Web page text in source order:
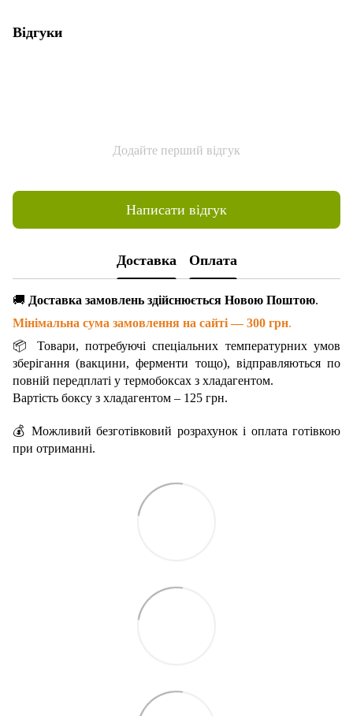
Відгуки
Додайте перший відгук
Написати відгук
Доставка Оплата
🚚 Доставка замовлень здійснюється Новою Поштою.
Мінімальна сума замовлення на сайті — 300 грн.
📦 Товари, потребуючі спеціальних температурних умов
зберігання (вакцини, ферменти тощо), відправляються по
повній передплаті у термобоксах з хладагентом.
Вартість боксу з хладагентом – 125 грн.
💰 Можливий безготівковий розрахунок і оплата готівкою
при отриманні.